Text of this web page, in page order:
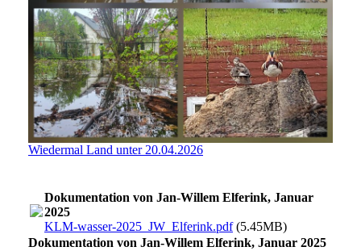
Wiedermal Land unter 20.04.2026
Dokumentation von Jan-Willem Elferink, Januar
2025
KLM-wasser-2025_JW_Elferink.pdf(5.45MB)
Dokumentation von Jan-Willem Elferink, Januar 2025